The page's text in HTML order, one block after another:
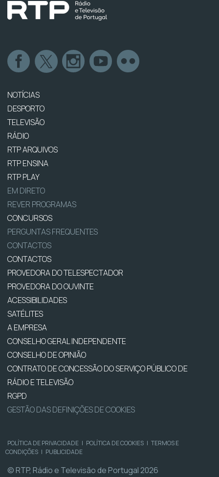
NOTÍCIAS
DESPORTO
TELEVISÃO
RÁDIO
RTP ARQUIVOS
RTP ENSINA
RTP PLAY
EM DIRETO
REVER PROGRAMAS
CONCURSOS
PERGUNTAS FREQUENTES
CONTACTOS
CONTACTOS
PROVEDORA DO TELESPECTADOR
PROVEDORA DO OUVINTE
ACESSIBILIDADES
SATÉLITES
A EMPRESA
CONSELHO GERAL INDEPENDENTE
CONSELHO DE OPINIÃO
CONTRATO DE CONCESSÃO DO SERVIÇO PÚBLICO DE
RÁDIO E TELEVISÃO
RGPD
GESTÃO DAS DEFINIÇÕES DE COOKIES
POLÍTICA DE PRIVACIDADE | POLÍTICA DE COOKIES | TERMOS E
CONDIÇÕES | PUBLICIDADE
© RTP, Rádio e Televisão de Portugal 2026